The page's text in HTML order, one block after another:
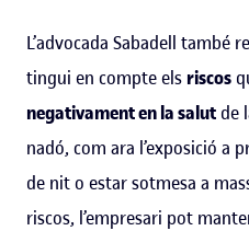
L’advocada Sabadell també
tingui en compte els riscos
negativament en la salut de
nadó, com ara l’exposició a
de nit o estar sotmesa a
riscos, l’empresari pot